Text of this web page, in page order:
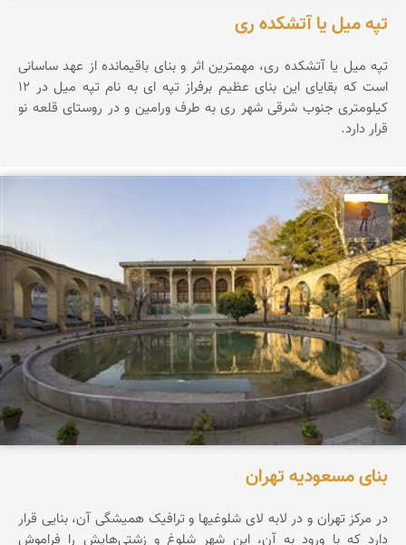
تپه میل یا آتشکده ری
تپه ميل يا آتشكده ری، مهمترين اثر و بنای باقيمانده از عهد ساسانی
است كه بقايای اين بنای عظيم برفراز تپه ای به نام تپه ميل در 12
كيلومتری جنوب شرقی شهر ری به طرف ورامين و در روستای قلعه نو
قرار دارد.
مهدی مخلصیان
بنای مسعودیه تهران
در مرکز تهران و در لابه لای شلوغیها و ترافیک همیشگی آن، بنایی قرار
دارد که با ورود به آن، این شهر شلوغ و زشتی‌هایش را فراموش